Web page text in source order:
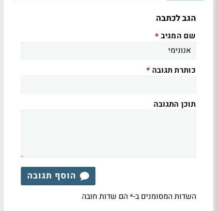
הגב לכתבה
שם המגיב *
כותרת תגובה *
תוכן התגובה
הוסף תגובה
השדות המסומנים ב-*הם שדות חובה